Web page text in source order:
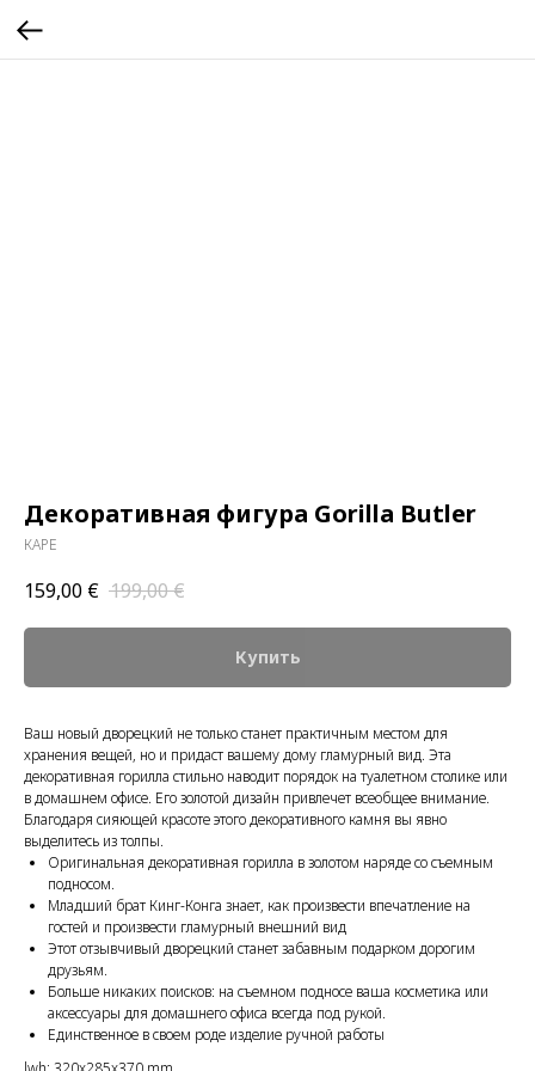
Декоративная фигура Gorilla Butler
КАРЕ
159,00 € 199,00€
Купить
Ваш новый дворецкий не только станет практичным местом для
хранения вещей, но и придаст вашему дому гламурный вид. Эта
декоративная горилла стильно наводит порядок на туалетном столике или
в домашнем офисе. Его золотой дизайн привлечет всеобщее внимание.
Благодаря сияющей красоте этого декоративного камня вы явно
выделитесь из толпы.
Оригинальная декоративная горилла в золотом наряде со съемным
подносом.
Младший брат Кинг-Конга знает, как произвести впечатление на
гостей и произвести гламурный внешний вид
Этот отзывчивый дворецкий станет забавным подарком дорогим
друзьям.
Больше никаких поисков: на съемном подносе ваша косметика или
аксессуары для домашнего офиса всегда под рукой.
Единственное в своем роде изделие ручной работы